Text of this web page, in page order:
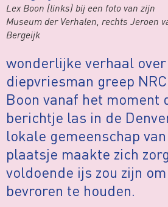
Lex Boon (links) bij een foto van zijn
Museum der Verhalen, rechts Jeroen
Bergeijk
wonderlijke verhaal
diepvriesman greep
Boon vanaf het moment
berichtje las in de
lokale gemeenschap
plaatsje maakte zich
voldoende ijs zou zijn
bevroren te houden.